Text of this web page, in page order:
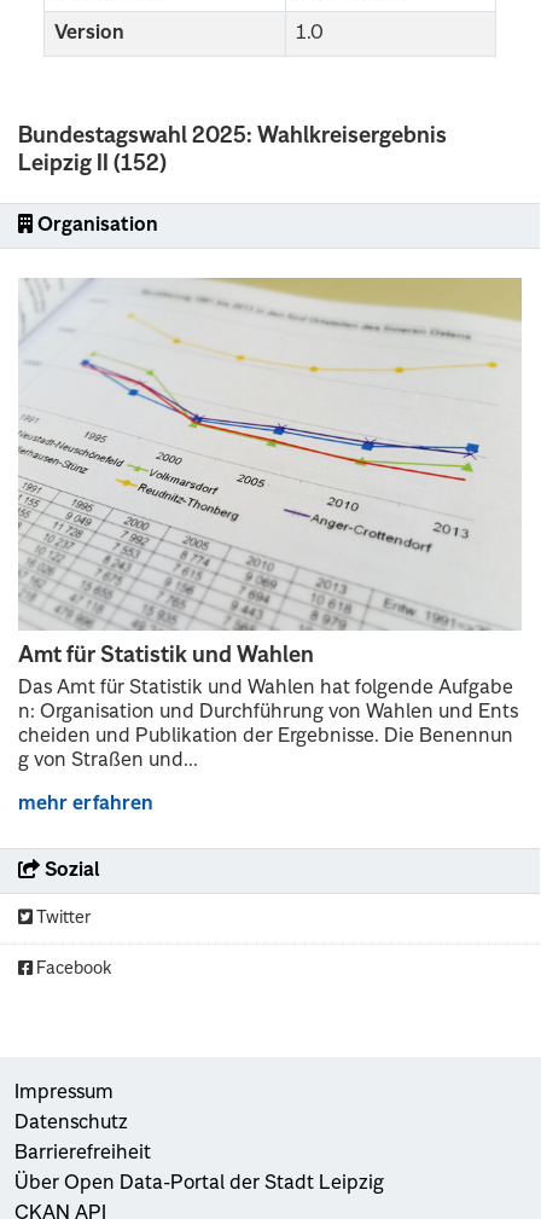
Bundestagswahl 2025: Wahlkreisergebnis
Leipzig II (152)
Organisation
Amt für Statistik und Wahlen
Das Amt für Statistik und Wahlen hat folgende Aufgabe
n: Organisation und Durchführung von Wahlen und Ents
cheiden und Publikation der Ergebnisse. Die Benennun
g von Straßen und...
mehr erfahren
Sozial
Twitter
Facebook
Version 1.0
Impressum
Datenschutz
Barrierefreiheit
Über Open Data-Portal der Stadt Leipzig
CKAN API